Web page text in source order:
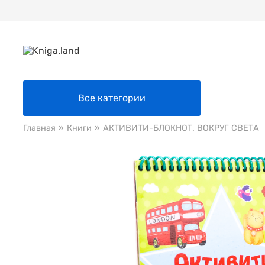
Все категории
Главная » Книги » АКТИВИТИ-БЛОКНОТ. ВОКРУГ СВЕТА